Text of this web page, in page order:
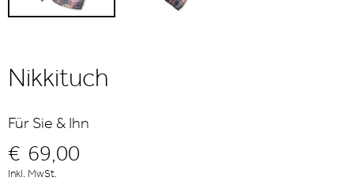
Nikkituch
Für Sie & Ihn
€ 69,00
Inkl. MwSt.